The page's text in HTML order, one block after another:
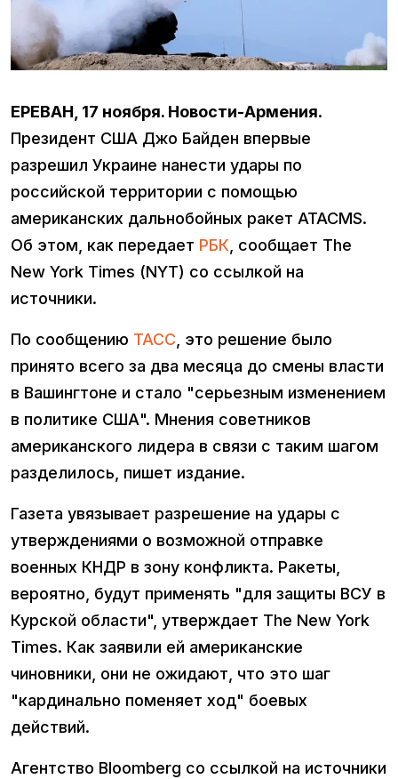
ЕРЕВАН, 17 ноября. Новости-Армения.
Президент США Джо Байден впервые
разрешил Украине нанести удары по
российской территории с помощью
американских дальнобойных ракет ATACMS.
Об этом, как передает РБК, сообщает The
New York Times (NYT) со ссылкой на
источники.
По сообщению ТАСС, это решение было
принято всего за два месяца до смены власти
в Вашингтоне и стало "серьезным изменением
в политике США". Мнения советников
американского лидера в связи с таким шагом
разделилось, пишет издание.
Газета увязывает разрешение на удары с
утверждениями о возможной отправке
военных КНДР в зону конфликта. Ракеты,
вероятно, будут применять "для защиты ВСУ в
Курской области", утверждает The New York
Times. Как заявили ей американские
чиновники, они не ожидают, что это шаг
"кардинально поменяет ход" боевых
действий.
Агентство Bloomberg со ссылкой на источники